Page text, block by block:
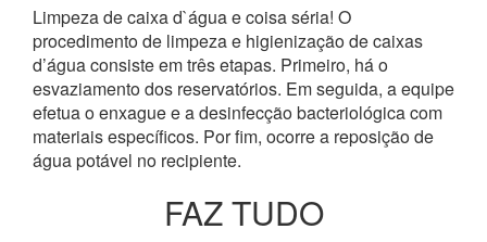
Limpeza de caixa d`água e coisa séria! O
procedimento de limpeza e higienização de caixas
d’água consiste em três etapas. Primeiro, há o
esvaziamento dos reservatórios. Em seguida, a equipe
efetua o enxague e a desinfecção bacteriológica com
materiais específicos. Por fim, ocorre a reposição de
água potável no recipiente.
FAZ TUDO